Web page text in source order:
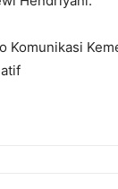
Komunikasi